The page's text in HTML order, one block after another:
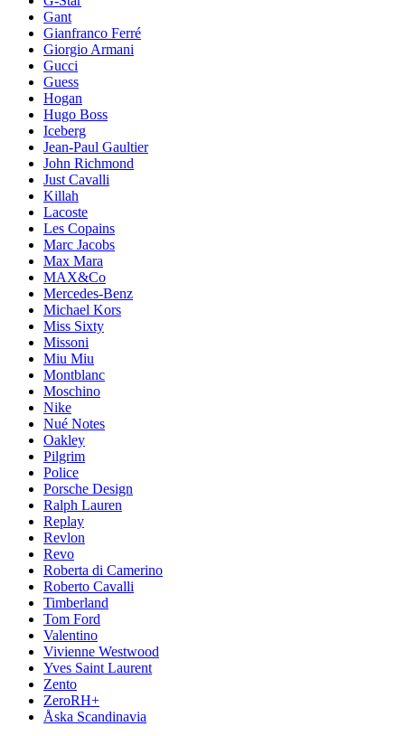
Gant
Gianfranco Ferré
Giorgio Armani
Gucci
Guess
Hogan
Hugo Boss
Iceberg
Jean-Paul Gaultier
John Richmond
Just Cavalli
Killah
Lacoste
Les Copains
Marc Jacobs
Max Mara
MAX&Co
Mercedes-Benz
Michael Kors
Miss Sixty
Missoni
Miu Miu
Montblanc
Moschino
Nike
Nué Notes
Oakley
Pilgrim
Police
Porsche Design
Ralph Lauren
Replay
Revlon
Revo
Roberta di Camerino
Roberto Cavalli
Timberland
Tom Ford
Valentino
Vivienne Westwood
Yves Saint Laurent
Zento
ZeroRH+
Åska Scandinavia